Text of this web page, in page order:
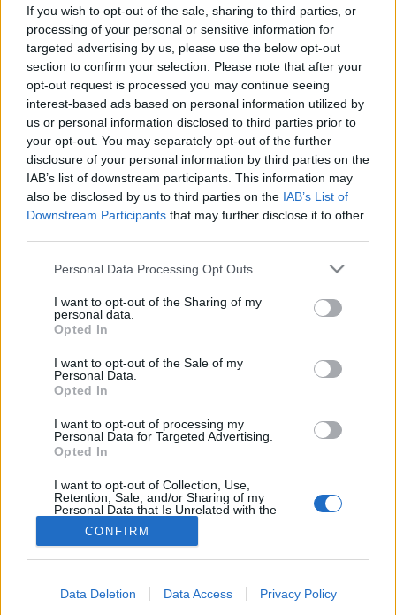
If you wish to opt-out of the sale, sharing to third parties, or
processing of your personal or sensitive information for
targeted advertising by us, please use the below opt-out
section to confirm your selection. Please note that after your
opt-out request is processed you may continue seeing
interest-based ads based on personal information utilized by
us or personal information disclosed to third parties prior to
your opt-out. You may separately opt-out of the further
disclosure of your personal information by third parties on the
IAB’s list of downstream participants. This information may
also be disclosed by us to third parties on the IAB’s List of
Downstream Participants that may further disclose it to other
Please note that this website/app uses one or more Google
not limited to your visit or usage behaviour. You may click to
grant or deny consent to Google and its third-party tags to
use your data for below specified purposes in below Google
consent section.
Personal Data Processing Opt Outs
I want to opt-out of the Sharing of my
personal data.
Opted In
I want to opt-out of the Sale of my
Personal Data.
Opted In
I want to opt-out of processing my
Personal Data for Targeted Advertising.
Opted In
I want to opt-out of Collection, Use,
Retention, Sale, and/or Sharing of my
Personal Data that Is Unrelated with the
Purposes for which it was collected.
Opted Out
CONFIRM
Data Deletion Data Access Privacy Policy
csontok?
2026. április 23. 09:24
Küldés Küldés Messengeren